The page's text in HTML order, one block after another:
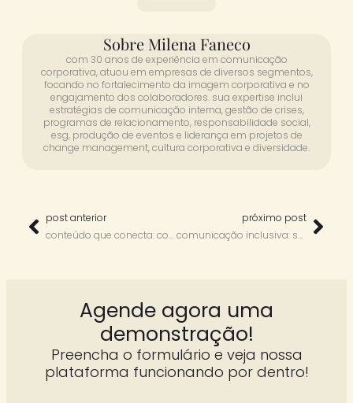
Sobre Milena Faneco
com 30 anos de experiência em comunicação
corporativa, atuou em empresas de diversos segmentos,
focando no fortalecimento da imagem corporativa e no
engajamento dos colaboradores. sua expertise inclui
estratégias de comunicação interna, gestão de crises,
programas de relacionamento, responsabilidade social,
esg, produção de eventos e liderança em projetos de
change management, cultura corporativa e diversidade.
post anterior
conteúdo que conecta: como criar narrativas que fazem diferença — com paulo pontes
próximo post
comunicação inclusiva: sua empresa se comunica por, para ou com todos? – com rodrigo chaves
Agende agora uma
demonstração!
Preencha o formulário e veja nossa
plataforma funcionando por dentro!